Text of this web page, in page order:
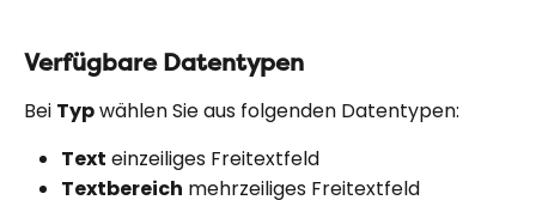
Verfügbare Datentypen
Bei Typ wählen Sie aus folgenden Datentypen:
Text einzeiliges Freitextfeld
Textbereich mehrzeiliges Freitextfeld